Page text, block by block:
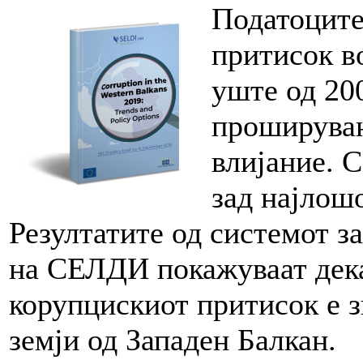
притисок
уште од
влијание.
зад
Резултатите од системот
на СЕЛДИ покажуваат
корупцискиот притисок е
земји од Западен Балкан.